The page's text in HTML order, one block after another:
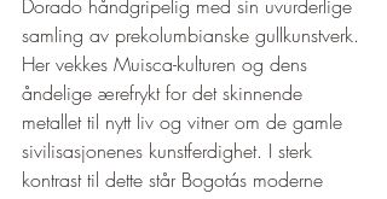
Dorado håndgripelig med sin uvurderlige
samling av prekolumbianske gullkunstverk.
Her vekkes Muisca-kulturen og dens
åndelige ærefrykt for det skinnende
metallet til nytt liv og vitner om de gamle
sivilisasjonenes kunstferdighet. I sterk
kontrast til dette står Bogotás moderne